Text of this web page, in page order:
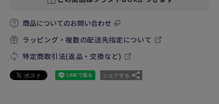
商品についてのお問い合わせ
ラッピング・複数の配送先指定について
特定商取引法(返品・交換など)
シェアする